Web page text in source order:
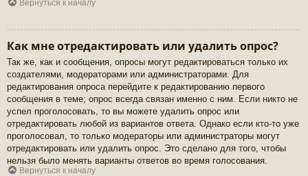
Вернуться к началу
Как мне отредактировать или удалить опрос?
Так же, как и сообщения, опросы могут редактироваться только их
создателями, модераторами или администраторами. Для
редактирования опроса перейдите к редактированию первого
сообщения в теме; опрос всегда связан именно с ним. Если никто не
успел проголосовать, то вы можете удалить опрос или
отредактировать любой из вариантов ответа. Однако если кто-то уже
проголосовал, то только модераторы или администраторы могут
отредактировать или удалить опрос. Это сделано для того, чтобы
нельзя было менять варианты ответов во время голосования.
Вернуться к началу